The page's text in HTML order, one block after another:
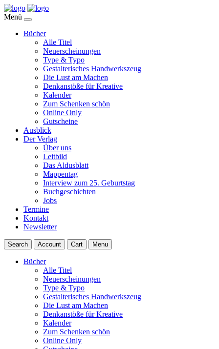
Menü
Bücher
Alle Titel
Neuerscheinungen
Type & Typo
Gestalterisches Handwerkszeug
Die Lust am Machen
Denkanstöße für Kreative
Kalender
Zum Schenken schön
Online Only
Gutscheine
Ausblick
Der Verlag
Über uns
Leitbild
Das Aldusblatt
Mappentag
Interview zum 25. Geburtstag
Buchgeschichten
Jobs
Termine
Kontakt
Newsletter
Search Account Cart Menu
Bücher
Alle Titel
Neuerscheinungen
Type & Typo
Gestalterisches Handwerkszeug
Die Lust am Machen
Denkanstöße für Kreative
Kalender
Zum Schenken schön
Online Only